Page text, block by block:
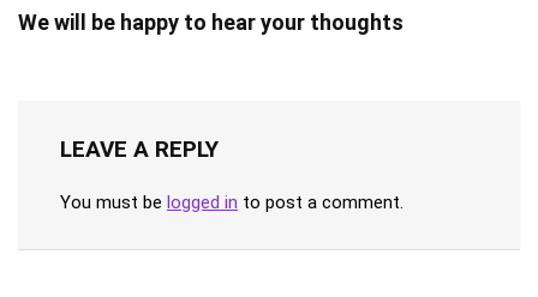
We will be happy to hear your thoughts
LEAVE A REPLY
You must be logged in to post a comment.